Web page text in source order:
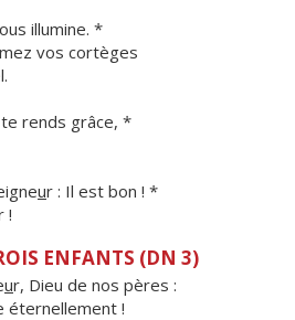
illumine. *
vos cortèges
rends grâce, *
ur : Il est bon ! *
!
ENFANTS (DN 3)
ur, Dieu de nos pères :
éternellement !